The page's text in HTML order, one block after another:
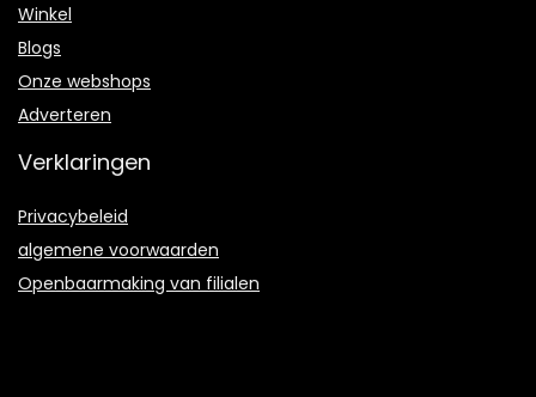
Winkel
Blogs
Onze webshops
Adverteren
Verklaringen
Privacybeleid
algemene voorwaarden
Openbaarmaking van filialen